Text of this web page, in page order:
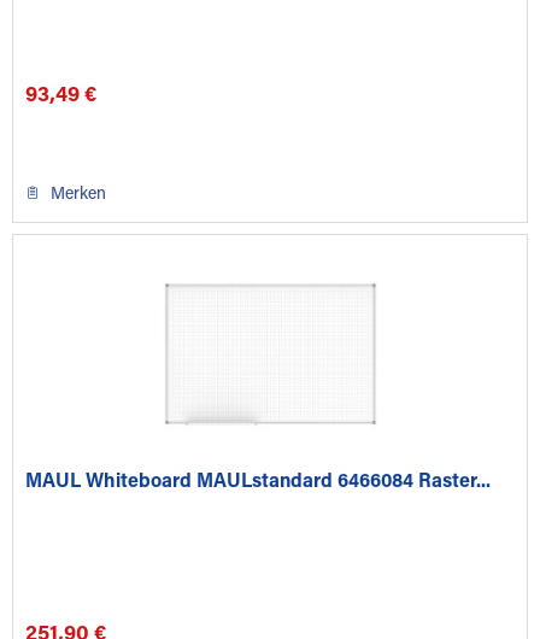
93,49 €
Merken
MAUL Whiteboard MAULstandard 6466084 Raster...